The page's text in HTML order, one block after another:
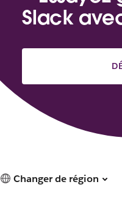
Slack
Changer de région